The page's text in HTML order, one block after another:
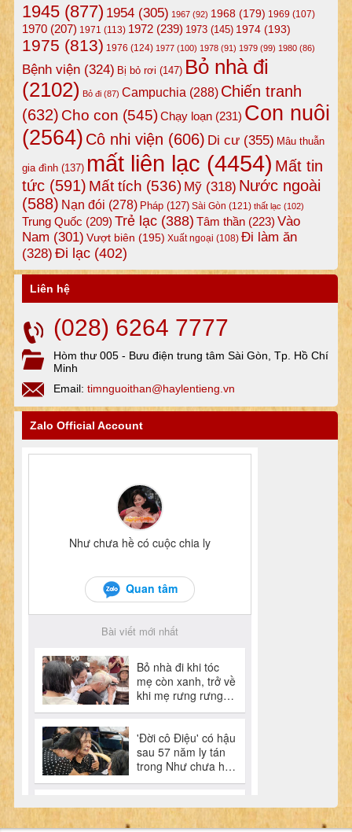
1945(877) 1954(305) 1967(92) 1968(179) 1969 (107)
1970(207) 1971 (113) 1972(239) 1973(145) 1974(193)
1975 (813) 1976 (124) 1977(100) 1978(91) 1979(99) 1980(86)
Bệnh viện(324) Bị bỏ rơi (147) Bỏ nhà đi
(2102) Bỏ đi(87) Campuchia (288) Chiến tranh
(632) Cho con (545)Chạy loạn(231) Con nuôi
(2564) Cô nhi viện (606) Di cư(355) Mâu thuẫn
gia đình(137) mất liên lạc (4454) Mất tin
tức(591) Mất tích (536) Mỹ(318) Nước ngoài
(588) Nạn đói (278) Pháp(127) Sài Gòn (121) thất lạc (102)
Trung Quốc (209) Trẻ lạc(388) Tâm thần(223) Vào
Nam (301) Vượt biên (195) Xuất ngoại (108) Đi làm ăn
(328) Đi lạc(402)
Liên hệ
(028) 6264 7777
Hòm thư 005 - Bưu điện trung tâm Sài Gòn, Tp. Hồ Chí
Minh
Email: timnguoithan@haylentieng.vn
Zalo Official Account